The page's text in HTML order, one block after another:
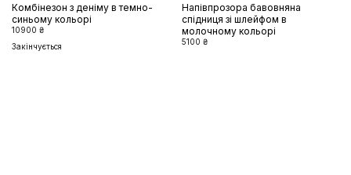
Комбінезон з деніму в темно-
синьому кольорі
10900 ₴
Закінчується
Напівпрозора бавовняна
спідниця зі шлейфом в
молочному кольорі
5100 ₴